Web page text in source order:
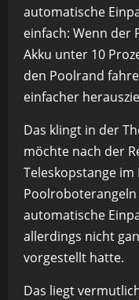
automatische
einfach: Wenn
Akku unter 10
den Poolrand
einfacher
Das klingt in der
möchte nach der
Teleskopstange
Poolroboterangeln
automatische
allerdings nicht
vorgestellt hatte.
Das liegt